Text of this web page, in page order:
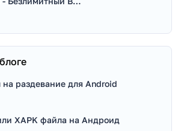
раздевание для Android
XAPK файла на Андроид